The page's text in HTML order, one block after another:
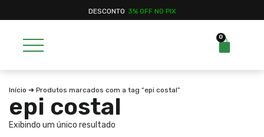
DESCONTO 3% OFF NO PIX
0
Início ➔ Produtos marcados com a tag “epi costal”
epi costal
Exibindo um único resultado